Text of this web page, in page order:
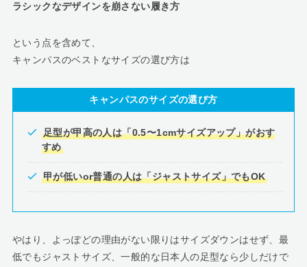
ラシックなデザインを崩さない履き方
という点を含めて、
キャンパスのベストなサイズの選び方は
キャンパスのサイズの選び方
足型が甲高の人は「0.5〜1cmサイズアップ」がおす
すめ
甲が低いor普通の人は「ジャストサイズ」でもOK
やはり、よっぽどの理由がない限りはサイズダウンはせず、最
低でもジャストサイズ、一般的な日本人の足型なら少しだけで